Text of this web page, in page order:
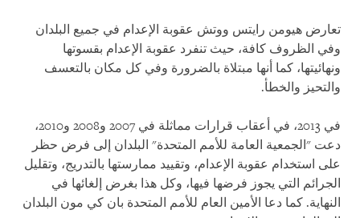
تعارض هيومن رايتس ووتش عقوبة الإعدام في جميع البلدان
وفي الظروف كافة، حيث تنفرد عقوبة الإعدام بقسوتها
ونهائيتها، كما أنها مبتلاة بالضرورة وفي كل مكان بالتعسف
والتحيز والخطأ.
في 2013، في أعقاب قرارات مماثلة في 2007 و2008 و2010،
دعت "الجمعية العامة للأمم المتحدة" البلدان إلى فرض حظر
على استخدام عقوبة الإعدام، وتقييد ممارستها بالتدريج، وتقليل
الجرائم التي يجوز فرضها فيها، وكل هذا بغرض إلغائها في
النهاية. كما دعا الأمين العام للأمم المتحدة بان كي مون البلدان